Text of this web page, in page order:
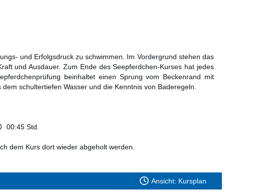
und Erfolgsdruck zu schwimmen. Im Vordergrund stehen das
und Ausdauer. Zum Ende des Seepferdchen-Kurses hat jedes
beinhaltet einen Sprung vom Beckenrand mit
schultertiefen Wasser und die Kenntnis von Baderegeln.
00:45 Std.
dem Kurs dort wieder abgeholt werden.
Ansicht: Kursplan